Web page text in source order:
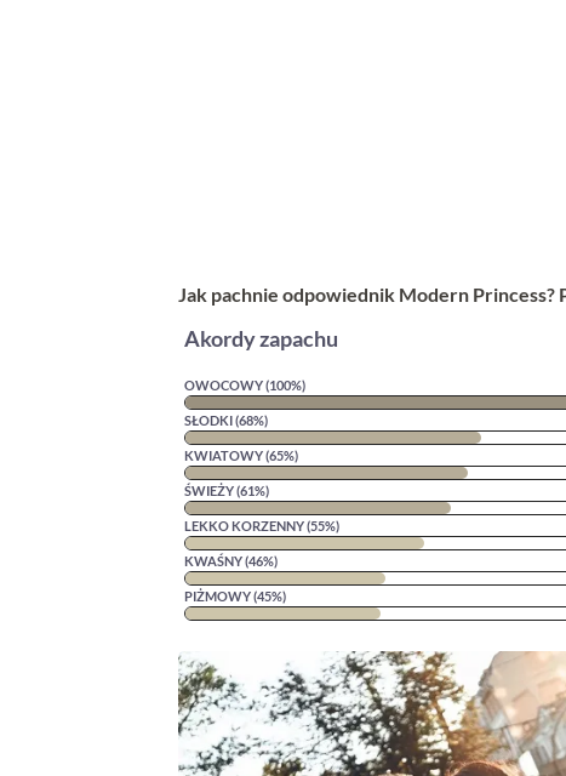
Jak pachnie odpowiednik Modern
Akordy zapachu
OWOCOWY (100%)
SŁODKI (68%)
KWIATOWY (65%)
ŚWIEŻY (61%)
LEKKO KORZENNY (55%)
KWAŚNY (46%)
PIŻMOWY (45%)